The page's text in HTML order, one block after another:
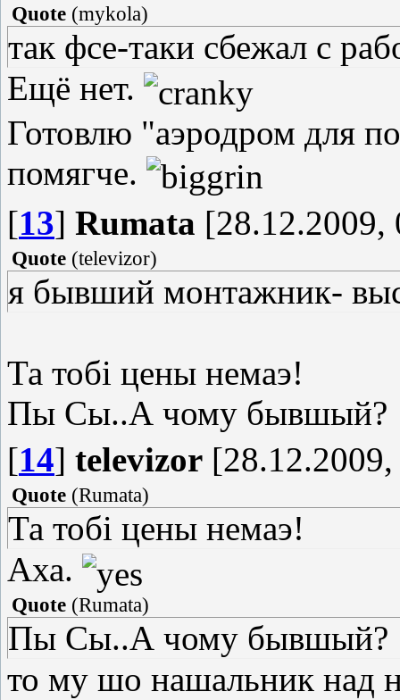
Quote (mykola)
так фсе-таки сбежал с
Ещё нет.
Готовлю "аэродром для
помягче.
[13] Rumata [28.12.2009,
Quote (televizor)
я бывший монтажник-
Та тобi цены немаэ!
Пы Сы..А чому бывшый?
[14] televizor
Quote (Rumata)
Та тобi цены немаэ!
Аха.
Quote (Rumata)
Пы Сы..А чому бывшый?
то му шо нашальник над